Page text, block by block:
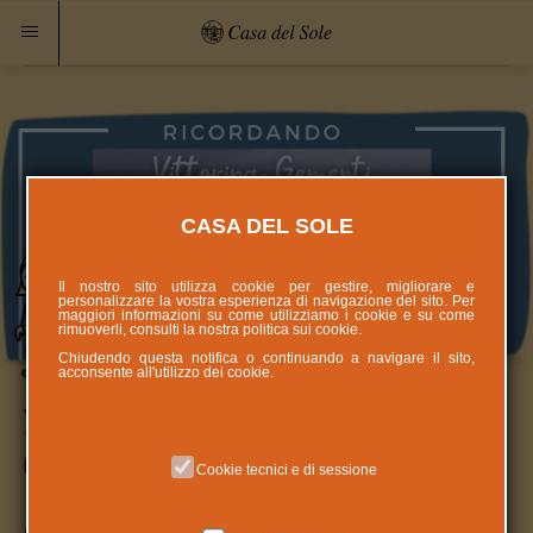
La Casa del Sole ricorda Vittorina
Gementi
CASA DEL SOLE
Il nostro sito utilizza cookie per gestire, migliorare e
personalizzare la vostra esperienza di navigazione del sito. Per
maggiori informazioni su come utilizziamo i cookie e su come
rimuoverli, consulti la nostra politica suicookie
Chiudendo questa notifica o continuando a navigare il sito,
acconsente all'utilizzo dei cookie.
Cookie tecnici e di sessione